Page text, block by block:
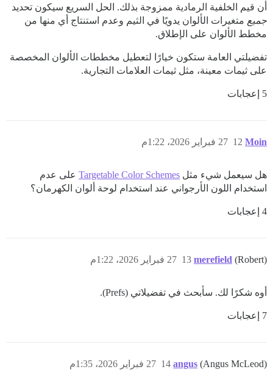
أن قيم الخلفية الرمادية ممزوجة بذلك. الحل السريع سيكون تحديد
جميع متغيرات الألوان يدويًا في الثيم وعدم استنتاج أي منها من
مخطط الألوان على الإطلاق.
تفضيلتي العامة ستكون خيارًا لتعطيل مخططات الألوان المخصصة
على ثيمات معينة، مثل ثيمات العلامات التجارية.
5 إعجابات
Moin 27 فبراير 2026، 1:22م 12
هل سيعمل شيء مثل Targetable Color Schemes على عدم
استخدام اللون الأرجواني عند استخدام لوحة ألوان الكهرمان؟
4 إعجابات
merefield (Robert) 27 فبراير 2026، 1:22م 13
أوه شكرًا لك. سأبحث في تفضيلاتي (Prefs).
7 إعجابات
angus (Angus McLeod) 27 فبراير 2026، 1:35م 14